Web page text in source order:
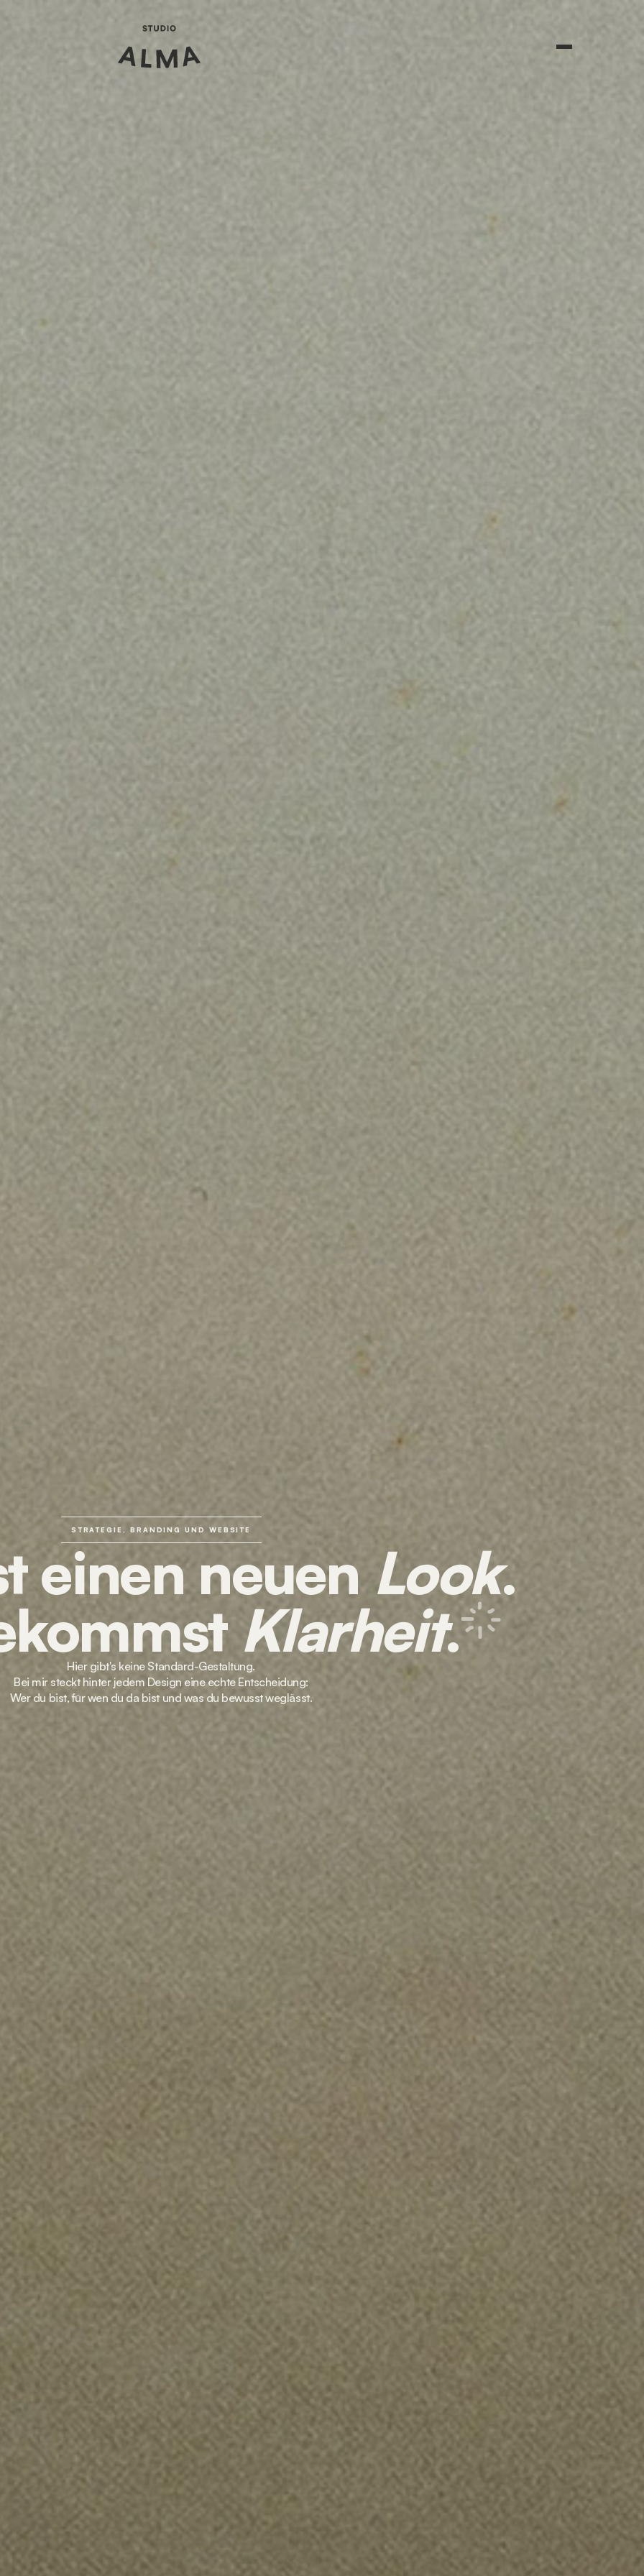
STRATEGIE, BRANDING UND WEBSITE
einen neuenLook.
Klarheit.
Hier gibt's keine Standard-Gestaltung.
Bei mir steckt hinter jedem Design eine echte Entscheidung:
Wer du bist, für wen du da bist und was du bewusst weglässt.
LASS UNS REDEN